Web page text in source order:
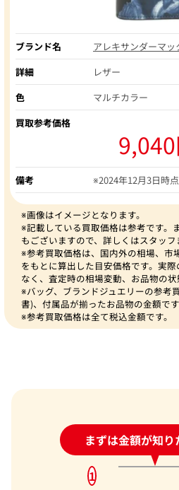
ブランド名
アレキサンダーマッ
詳細
レザー
色
マルチカラー
買取参考価格
備考 ※2024年12月3日時
※画像はイメージとなります。
※記載している買取価格は参考です。
もございますので、詳しくはスタッフ
※参考買取価格は、国内外の相場、市
をもとに算出した目安価格です。実
なく、査定時の相場変動、お品物の状
※バッグ、ブランドジュエリーの参考
書)、付属品が揃ったお品物の金額です
※参考買取価格は全て税込金額です。
まずは金額が知り
24時間受付中!問い
1